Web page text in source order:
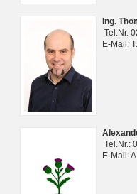
Ing.
Tel.Nr.
E-Mail:
Tel.Nr.:
E-Mail: